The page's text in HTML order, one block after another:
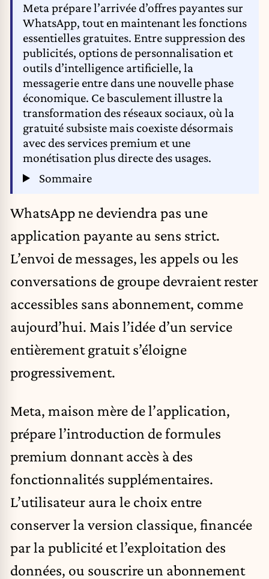
Meta prépare l’arrivée d’offres payantes sur
WhatsApp, tout en maintenant les fonctions
essentielles gratuites. Entre suppression des
publicités, options de personnalisation et
outils d’intelligence artificielle, la
messagerie entre dans une nouvelle phase
économique. Ce basculement illustre la
transformation des réseaux sociaux, où la
gratuité subsiste mais coexiste désormais
avec des services premium et une
monétisation plus directe des usages.
Sommaire
WhatsApp ne deviendra pas une
application payante au sens strict.
L’envoi de messages, les appels ou les
conversations de groupe devraient rester
accessibles sans abonnement, comme
aujourd’hui. Mais l’idée d’un service
entièrement gratuit s’éloigne
progressivement.
Meta, maison mère de l’application,
prépare l’introduction de formules
premium donnant accès à des
fonctionnalités supplémentaires.
L’utilisateur aura le choix entre
conserver la version classique, financée
par la publicité et l’exploitation des
données, ou souscrire un abonnement